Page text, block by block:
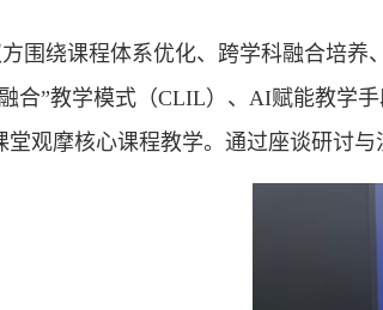
围绕课程体系优化、跨学科融合培
合”教学模式（CLIL）、AI赋能教学
观摩核心课程教学。通过座谈研讨